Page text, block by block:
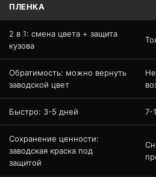
ПЛЕНКА
2 в 1: смена цвета + защита
кузова
Обратимость: можно вернуть
заводской цвет
Быстро: 3-5 дней 7-
Сохранение ценности:
заводская краска под
защитой